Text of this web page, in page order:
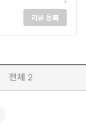
리뷰 등록
전체 2